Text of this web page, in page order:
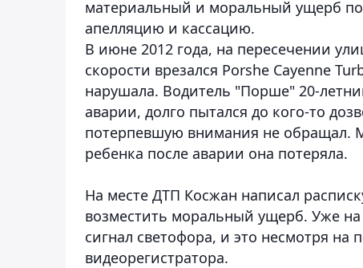
материальный и моральный ущерб
апелляцию и кассацию.
В июне 2012 года, на пересечении
скорости врезался Porshe Cayenne
нарушала. Водитель "Порше" 20-
аварии, долго пытался до кого-то
потерпевшую внимания не обращал.
ребенка после аварии она потеряла.
На месте ДТП Косжан написал
возместить моральный ущерб. Уже на
сигнал светофора, и это несмотря на
видеорегистратора.